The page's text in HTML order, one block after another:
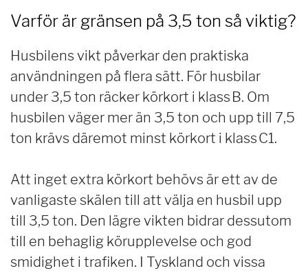
Varför är gränsen på 3,5 ton så viktig?
Husbilens vikt påverkar den praktiska
användningen på flera sätt. För husbilar
under 3,5 ton räcker körkort i klass B. Om
husbilen väger mer än 3,5 ton och upp till 7,5
ton krävs däremot minst körkort i klass C1.
Att inget extra körkort behövs är ett av de
vanligaste skälen till att välja en husbil upp
till 3,5 ton. Den lägre vikten bidrar dessutom
till en behaglig körupplevelse och god
smidighet i trafiken. I Tyskland och vissa